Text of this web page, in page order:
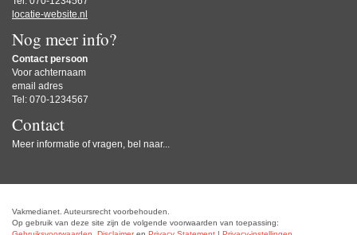
locatie-website.nl
Nog meer info?
Contact persoon
Voor achternaam
email adres
Tel: 070-1234567
Contact
Meer informatie of vragen, bel naar...
Vakmedianet. Auteursrecht voorbehouden.
Op gebruik van deze site zijn de volgende voorwaarden van toepassing: